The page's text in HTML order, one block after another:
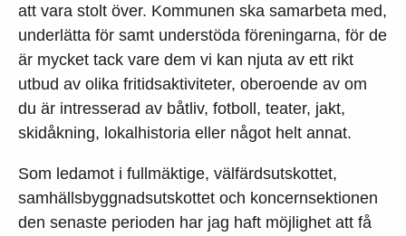
att vara stolt över. Kommunen ska samarbeta med,
underlätta för samt understöda föreningarna, för de
är mycket tack vare dem vi kan njuta av ett rikt
utbud av olika fritidsaktiviteter, oberoende av om
du är intresserad av båtliv, fotboll, teater, jakt,
skidåkning, lokalhistoria eller något helt annat.
Som ledamot i fullmäktige, välfärdsutskottet,
samhällsbyggnadsutskottet och koncernsektionen
den senaste perioden har jag haft möjlighet att få